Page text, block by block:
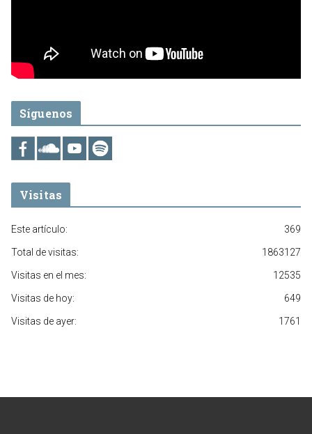
Síguenos
Visitas
369
Este artículo:
1863127
Total de visitas:
12535
Visitas en el mes:
649
Visitas de hoy:
1761
Visitas de ayer: